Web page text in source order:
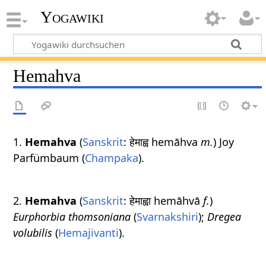
Yogawiki
Hemahva
1. Hemahva (Sanskrit: हेमाह्व hemāhvam.) Joy
Parfümbaum (Champaka).
2. Hemahva (Sanskrit: हेमाह्वा hemāhvāf.)
Eurphorbia thomsoniana (Svarnakshiri);Dregea
volubilis (Hemajivanti).